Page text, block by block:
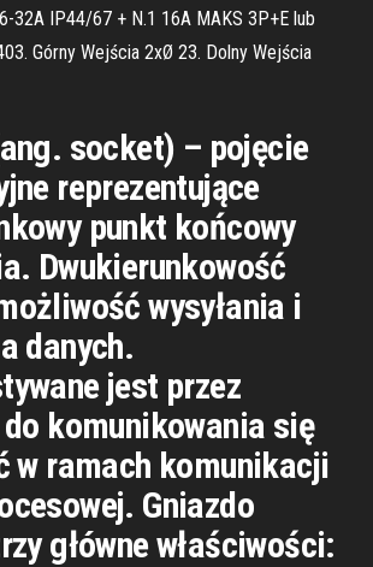
32A IP44/67 + N.1 16A MAKS 3P+E lub
Górny Wejścia 2xØ 23. Dolny Wejścia
socket) – pojęcie
reprezentujące
punkt końcowy
Dwukierunkowość
wysyłania i
danych.
jest przez
komunikowania się
w ramach komunikacji
Gniazdo
główne właściwości: